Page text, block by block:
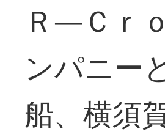
Ｒ―Ｃｒ
ンパニー
船、横須